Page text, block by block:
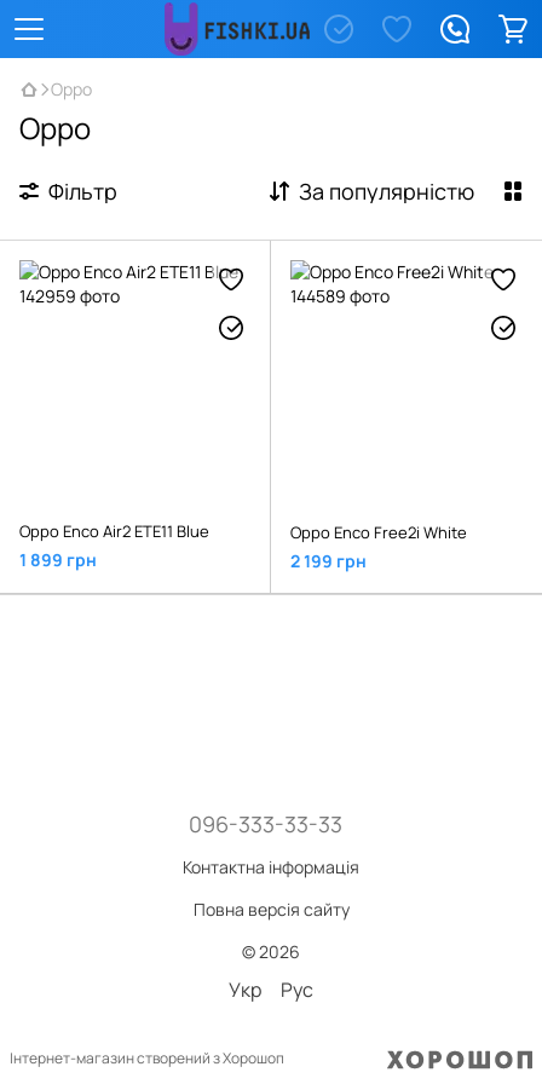
Oppo
Oppo
Фільтр За популярністю
Oppo Enco Air2 ETE11 Blue
1 899 грн
Oppo Enco Free2i White
2 199 грн
096-333-33-33
Контактна інформація
Повна версія сайту
© 2026
Укр Рус
Інтернет-магазин створений з Хорошоп